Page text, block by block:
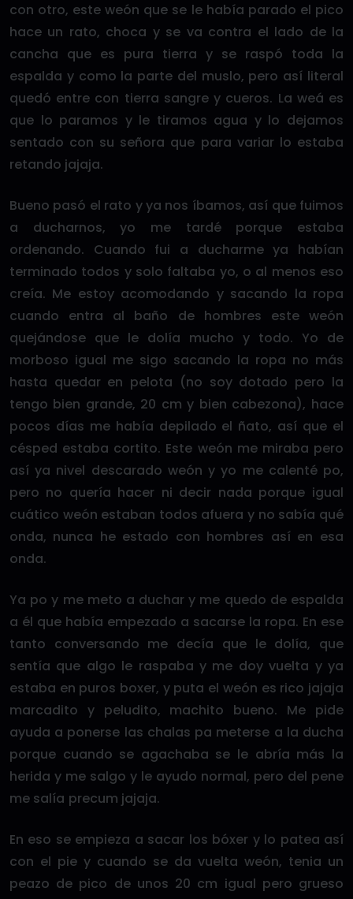
con otro, este weón que se le había parado el pico
hace un rato, choca y se va contra el lado de la
cancha que es pura tierra y se raspó toda la
espalda y como la parte del muslo, pero así literal
quedó entre con tierra sangre y cueros. La weá es
que lo paramos y le tiramos agua y lo dejamos
sentado con su señora que para variar lo estaba
retando jajaja.
Bueno pasó el rato y ya nos íbamos, así que fuimos
a ducharnos, yo me tardé porque estaba
ordenando. Cuando fui a ducharme ya habían
terminado todos y solo faltaba yo, o al menos eso
creía. Me estoy acomodando y sacando la ropa
cuando entra al baño de hombres este weón
quejándose que le dolía mucho y todo. Yo de
morboso igual me sigo sacando la ropa no más
hasta quedar en pelota (no soy dotado pero la
tengo bien grande, 20 cm y bien cabezona), hace
pocos días me había depilado el ñato, así que el
césped estaba cortito. Este weón me miraba pero
así ya nivel descarado weón y yo me calenté po,
pero no quería hacer ni decir nada porque igual
cuático weón estaban todos afuera y no sabía qué
onda, nunca he estado con hombres así en esa
onda.
Ya po y me meto a duchar y me quedo de espalda
a él que había empezado a sacarse la ropa. En ese
tanto conversando me decía que le dolía, que
sentía que algo le raspaba y me doy vuelta y ya
estaba en puros boxer, y puta el weón es rico jajaja
marcadito y peludito, machito bueno. Me pide
ayuda a ponerse las chalas pa meterse a la ducha
porque cuando se agachaba se le abría más la
herida y me salgo y le ayudo normal, pero del pene
me salía precum jajaja.
En eso se empieza a sacar los bóxer y lo patea así
con el pie y cuando se da vuelta weón, tenia un
peazo de pico de unos 20 cm igual pero grueso